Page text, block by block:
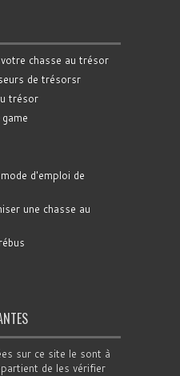
chasse au trésor
de trésorsr
trésor
d'emploi de
une chasse au
sur ce site le sont à
de les vérifier